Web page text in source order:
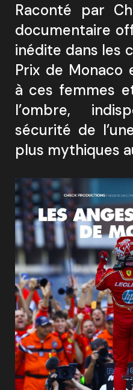
Raconté par
documentaire
inédite dans les
Prix de Monaco
à ces femmes
l’ombre,
sécurité de
plus mythiques